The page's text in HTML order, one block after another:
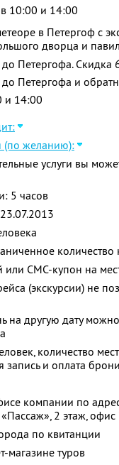
10:00 и 14:00
в Петергоф с
дворца и
до Петергофа. Скидка
до Петергофа и
и 14:00
(по желанию):
услуги вы
5 часов
или СМС-купон на
(экскурсии) не
на другую дату
количество
запись и оплата брони
компании по
2 этаж,
по квитанции
магазине туров